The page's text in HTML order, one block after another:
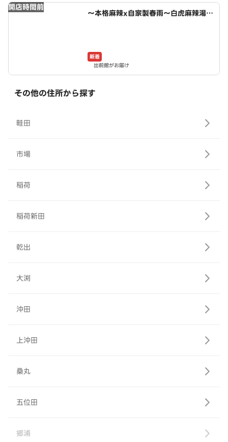
開店時間前
～本格麻辣x自家製春雨～白虎麻辣湯
新着
出前館がお届け
その他の住所から探す
畦田
市場
稲荷
稲荷新田
乾出
大渕
沖田
上沖田
桑丸
五位田
郷浦